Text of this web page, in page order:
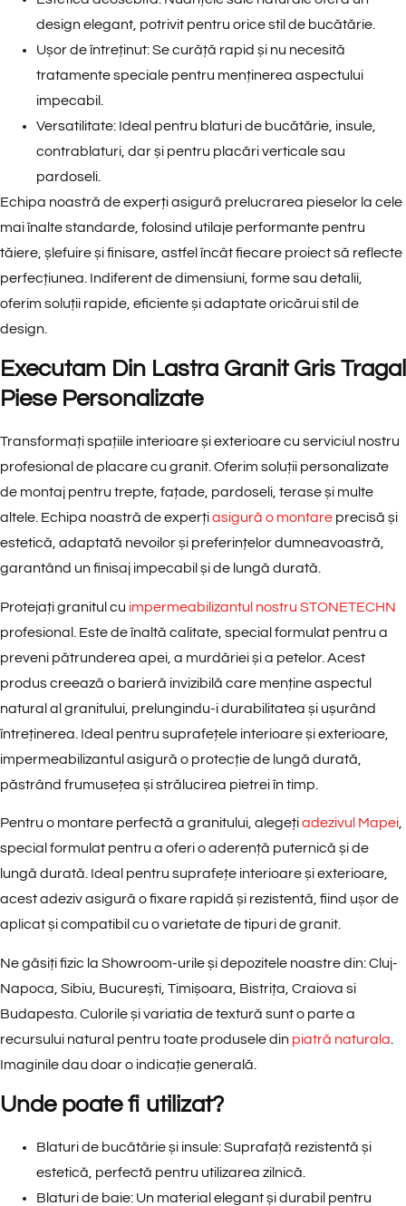
design elegant, potrivit pentru orice stil de bucătărie.
Ușor de întreținut:Se curăță rapid și nu necesită
tratamente speciale pentru menținerea aspectului
impecabil.
Versatilitate: Ideal pentru blaturi de bucătărie insule
contrablaturi , dar și pentru placări verticale sau
pardoseli.
Echipa noastră de experți asigură prelucrarea pieselor la cele
mai înalte standarde, folosind utilaje performante pentru
tăiere, șlefuire și finisare, astfel încât fiecare proiect să reflecte
perfecțiunea. Indiferent de dimensiuni, forme sau detalii,
oferim soluții rapide, eficiente și adaptate oricărui stil de
design.
Executam Din Lastra Granit Gris Tragal
Piese Personalizate
Transformați spațiile interioare și exterioare cu serviciul nostru
profesional de placare cu granit. Oferim soluții personalizate
de montaj pentru trepte, fațade, pardoseli, terase și multe
altele. Echipa noastră de experțiasigură o montare precisă și
estetică, adaptată nevoilor și preferințelor dumneavoastră,
garantând un finisaj impecabil și de lungă durată.
Protejați granitul cu impermeabilizantul nostru STONETECHN
profesional. Este de înaltă calitate, special formulat pentru a
preveni pătrunderea apei, a murdăriei și a petelor. Acest
produs creează o barieră invizibilă care menține aspectul
natural al granitului, prelungindu-i durabilitatea și ușurând
întreținerea. Ideal pentru suprafețele interioare și exterioare,
impermeabilizantul asigură o protecție de lungă durată,
păstrând frumusețea și strălucirea pietrei în timp.
Pentru o montare perfectă a granitului, alegețiadezivul Mapei,
special formulat pentru a oferi o aderență puternică și de
lungă durată. Ideal pentru suprafețe interioare și exterioare,
acest adeziv asigură o fixare rapidă și rezistentă, fiind ușor de
aplicat și compatibil cu o varietate de tipuri de granit.
Ne găsiți fizic la Showroom-urile și depozitele noastre din: Cluj-
Napoca, Sibiu, București, Timișoara, Bistrița, Craiova si
Budapesta. Culorile și variatia de textură sunt o parte a
recursului natural pentru toate produsele din piatră naturala
Imaginile dau doar o indicație generală.
Unde poate fi utilizat?
Blaturi de bucătărie și insule:Suprafață rezistentă și
estetică, perfectă pentru utilizarea zilnică.
Blaturi de baie: Un material elegant și durabil pentru